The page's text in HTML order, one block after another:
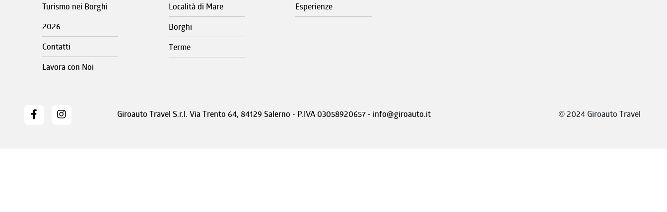
Turismo nei Borghi
2026
Contatti
Lavora con Noi
Località di Mare
Borghi
Terme
Esperienze
Giroauto Travel S.r.l. Via Trento 64, 84129 Salerno - P.IVA 03058920657 - info@giroauto.it ©2024 Giroauto Travel